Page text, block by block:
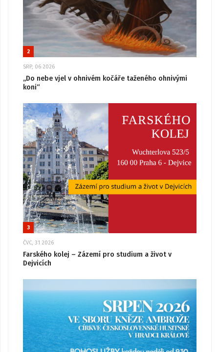
2
SRP, 06 2026
„Do nebe vjel v ohnivém kočáře taženého ohnivými
koni“
3
ČVC, 31 2026
Farského kolej – Zázemí pro studium a život v
Dejvicích